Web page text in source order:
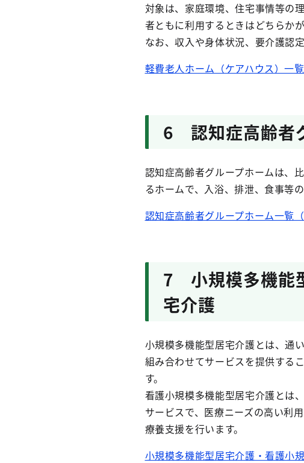
対象は、家庭環境、住宅事情等の
者ともに利用するときはどちらか
なお、収入や身体状況、要介護認
軽費老人ホーム（ケアハウス）一
6 認知症高齢者
認知症高齢者グループホームは、
るホームで、入浴、排泄、食事等
認知症高齢者グループホーム一覧
7 小規模多機能
宅介護
小規模多機能型居宅介護とは、通
組み合わせてサービスを提供する
す。
看護小規模多機能型居宅介護とは
サービスで、医療ニーズの高い利
療養支援を行います。
小規模多機能型居宅介護・看護小